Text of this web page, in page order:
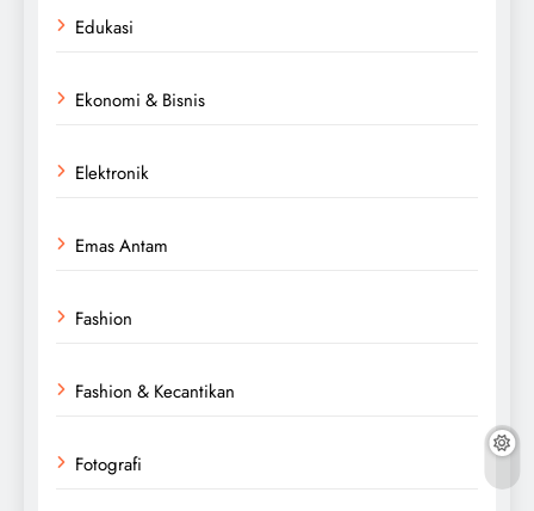
Edukasi
Ekonomi & Bisnis
Elektronik
Emas Antam
Fashion
Fashion & Kecantikan
Fotografi